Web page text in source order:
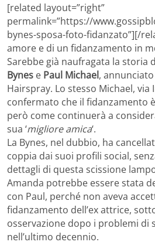
[related layout=”right”
permalink=”https://
bynes-sposa-foto-fidanzato”][/
amore e di un fidanzamento in
Sarebbe già naufragata la storia
Bynes e Paul Michael, annunciato
Hairspray. Lo stesso Michael, via
confermato che il fidanzamento
però come continuerà a
sua ‘migliore amica‘.
La Bynes, nel dubbio, ha
coppia dai suoi profili social,
dettagli di questa scissione
Amanda potrebbe essere stata
con Paul, perché non aveva
fidanzamento dell’ex attrice,
osservazione dopo i problemi di
nell’ultimo decennio.